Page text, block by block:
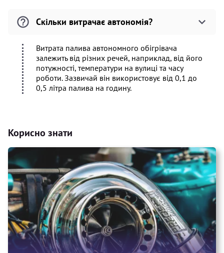
Скільки витрачає автономія?
Витрата палива автономного обігрівача
залежить від різних речей, наприклад, від його
потужності, температури на вулиці та часу
роботи. Зазвичай він використовує від 0,1 до
0,5 літра палива на годину.
Корисно знати